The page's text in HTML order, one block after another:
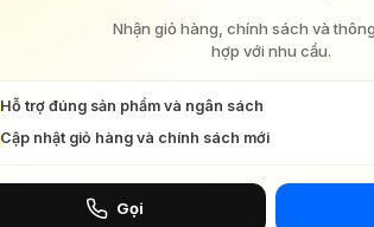
Nhận giỏ hàng, chính sách và
hợp với nhu cầu.
Hỗ trợ đúng sản phẩm và ngân sách
Cập nhật giỏ hàng và chính sách mới
Gọi